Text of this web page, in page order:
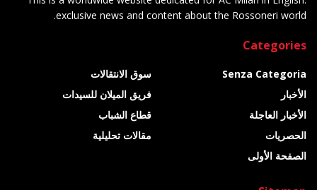
exclusive news and content about the Rossoneri world.
Categories
Senza Categoria
الأخبار
الأخبار العاجلة
الحصريات
الصفحة الأولى
سوق الانتقالات
فريق الميلان للسيدات
قطاع الشباب
مقالات تحليلية